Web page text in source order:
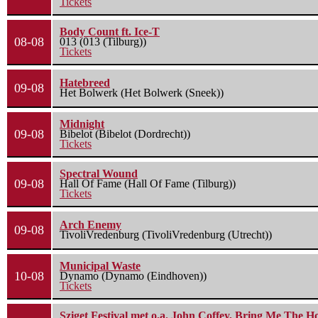
08-08
Body Count ft. Ice-T
013 (013 (Tilburg))
Tickets
09-08
Hatebreed
Het Bolwerk (Het Bolwerk (Sneek))
09-08
Midnight
Bibelot (Bibelot (Dordrecht))
Tickets
09-08
Spectral Wound
Hall Of Fame (Hall Of Fame (Tilburg))
Tickets
09-08
Arch Enemy
TivoliVredenburg (TivoliVredenburg (Utrecht))
10-08
Municipal Waste
Dynamo (Dynamo (Eindhoven))
Tickets